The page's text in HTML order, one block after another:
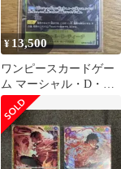
¥ 13,500
ワンピースカードゲー
ム マーシャル・D・テ
ィーチSCEパラレル